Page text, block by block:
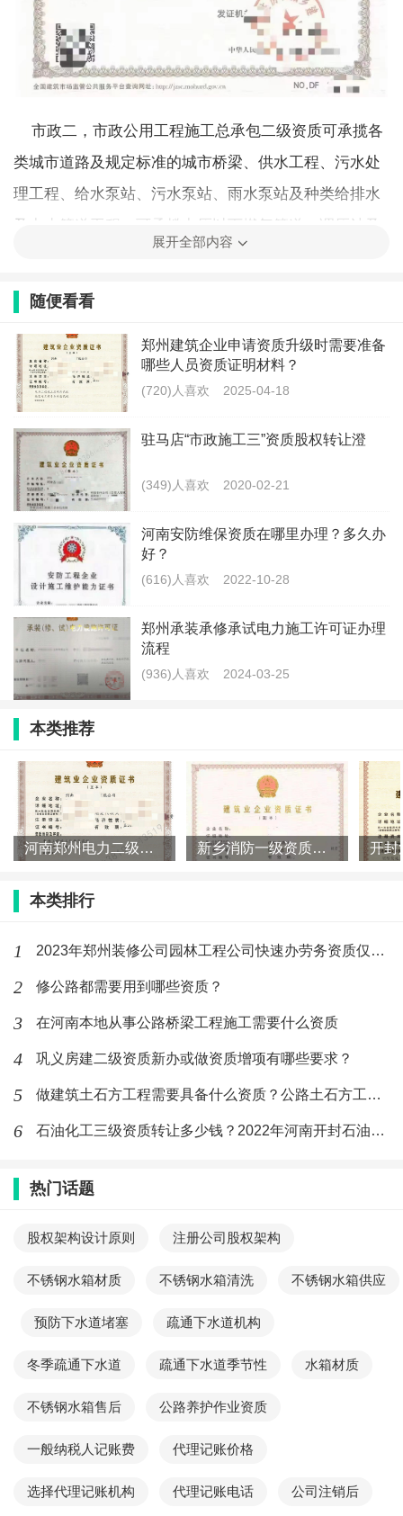
市政二，市政公用工程施工总承包二级资质可承揽各
类城市道路及规定标准的城市桥梁、供水工程、污水处
理工程、给水泵站、污水泵站、雨水泵站及种类给排水
及中水管道工程；可承揽中压以下燃气管道、调压站及
活垃圾处理工程；相关标准的隧道工程和地下交通工
额4000万以下的市政综合工程。
标签： 市政二级资质 安全生产许可证
股权转让
最新文章
请公路养护资质续期,三门
(962)人喜欢
是如何划分的,许昌代办公路
(953)人喜欢
河南公路养护资质延续申请的材料清单
有哪些,河南公路养护资质延
(814)人喜欢 2026-03-22
展开全部内容
随便看看
郑州建筑企业申请资质升级时需要准备
哪些人员资质证明材料？
(720)人喜欢 2025-04-18
驻马店“市政施工三”资质股权转让澄
(349)人喜欢 2020-02-21
河南安防维保资质在哪里办理？多久办
好？
(616)人喜欢 2022-10-28
郑州承装承修承试电力施工许可证办理
流程
(936)人喜欢 2024-03-25
本类推荐
河南郑州电力二级资质输变电二级资质转让股权 新乡消防一级资质转让,新乡消防专包资质转让股权叶
本类排行
1 2023年郑州装修公司园林工程公司快速办劳务资质仅几万元
2 修公路都需要用到哪些资质？
3 在河南本地从事公路桥梁工程施工需要什么资质
4 巩义房建二级资质新办或做资质增项有哪些要求？
5 做建筑土石方工程需要具备什么资质？公路土石方工程资质要求。
6 石油化工三级资质转让多少钱？2022年河南开封石油化工三级资
热门话题
股权架构设计原则 注册公司股权架构
不锈钢水箱材质 不锈钢水箱清洗 不锈钢水箱供应
预防下水道堵塞 疏通下水道机构
冬季疏通下水道 疏通下水道季节性 水箱材质
不锈钢水箱售后 公路养护作业资质
一般纳税人记账费 代理记账价格
选择代理记账机构 代理记账电话 公司注销后